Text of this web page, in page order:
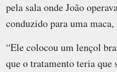
pela sala onde João
conduzido para uma maca,
“Ele colocou um lençol
que o tratamento teria que